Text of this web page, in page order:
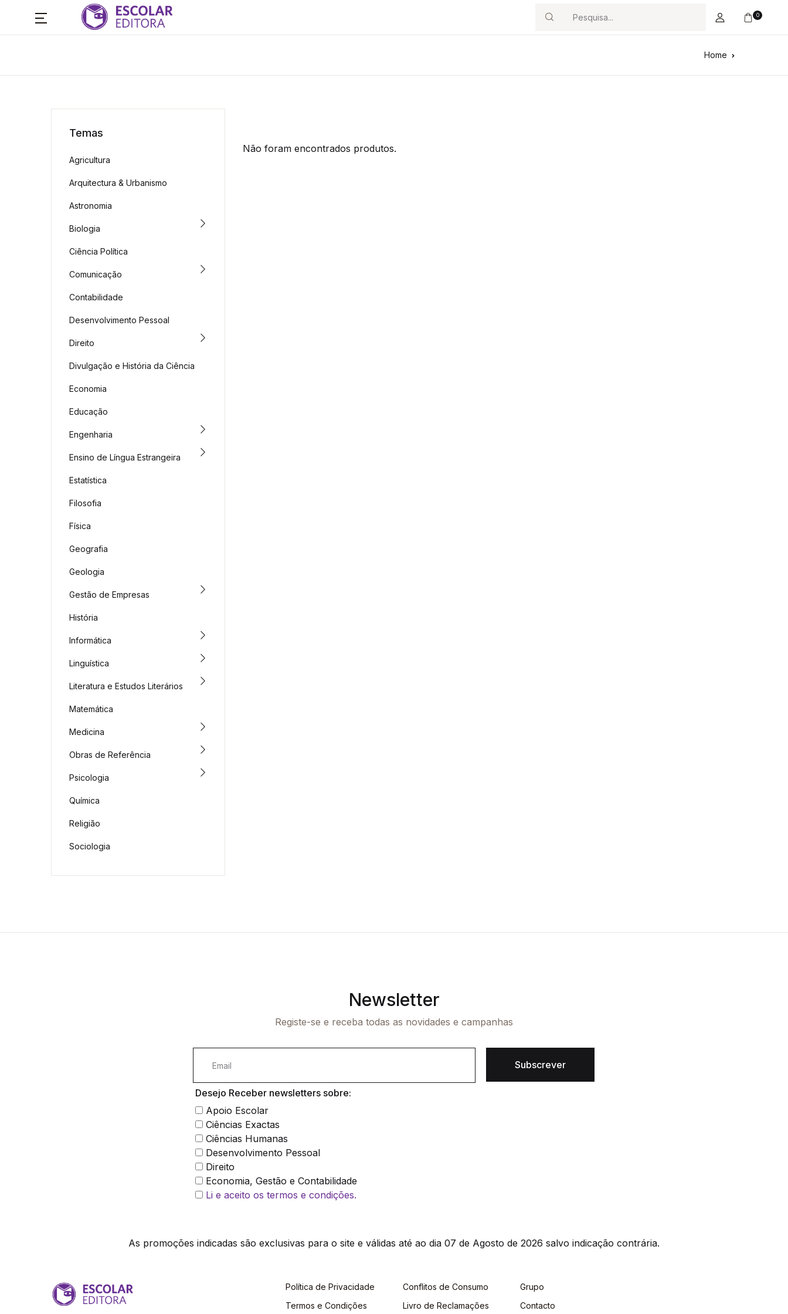
Search
0
Home
Não foram encontrados produtos.
Temas
Agricultura
Arquitectura & Urbanismo
Astronomia
Biologia
Ciência Política
Comunicação
Contabilidade
Desenvolvimento Pessoal
Direito
Divulgação e História da Ciência
Economia
Educação
Engenharia
Ensino de Língua Estrangeira
Estatística
Filosofia
Física
Geografia
Geologia
Gestão de Empresas
História
Informática
Linguística
Literatura e Estudos Literários
Matemática
Medicina
Obras de Referência
Psicologia
Química
Religião
Sociologia
Newsletter
Registe-se e receba todas as novidades e campanhas
Subscrever
Desejo Receber newsletters sobre:
Apoio Escolar
Ciências Exactas
Ciências Humanas
Desenvolvimento Pessoal
Direito
Economia, Gestão e Contabilidade
Li e aceito os termos e condições.
As promoções indicadas são exclusivas para o site e válidas até ao dia 07 de Agosto de 2026 salvo indicação contrária.
Política de Privacidade
Termos e Condições
Conflitos de Consumo
Livro de Reclamações
Grupo
Contacto